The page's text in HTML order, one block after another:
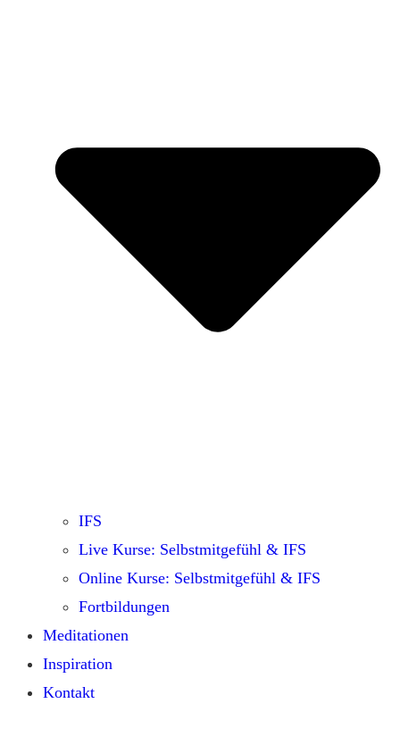
IFS
Live Kurse: Selbstmitgefühl & IFS
Online Kurse: Selbstmitgefühl & IFS
Fortbildungen
Meditationen
Inspiration
Kontakt